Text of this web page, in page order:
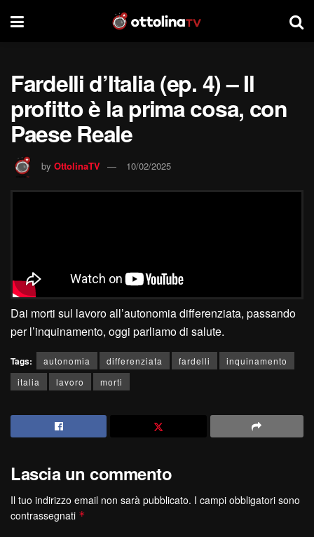
Fardelli d’Italia (ep. 4) – Il
profitto è la prima cosa, con
Paese Reale
by OttolinaTV 10/02/2025
Dai morti sul lavoro all’autonomia differenziata, passando
per l’inquinamento, oggi parliamo di salute.
Tags: autonomia differenziata fardelli
inquinamento
italia
lavoro morti
Lascia un commento
Il tuo indirizzo email non sarà pubblicato. I campi obbligatori sono
contrassegnati *